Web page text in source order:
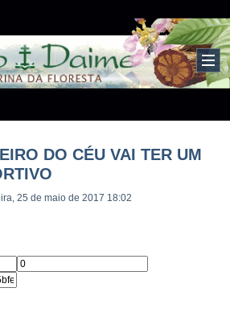
DO CÉU VAI TER UM
25 de maio de 2017 18:02